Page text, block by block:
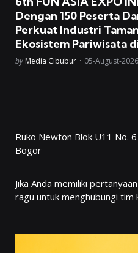
Dengan 150 Peserta
Perkuat Industri
Ekosistem Pariwisata
Posted
by Media Cibubur 05-August-2026
Ruko Newton Blok U11 No.
Bogor
Jika Anda memiliki
ragu untuk menghubungi tim